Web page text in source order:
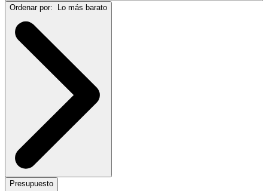
Ordenar por: Lo más barato
Presupuesto